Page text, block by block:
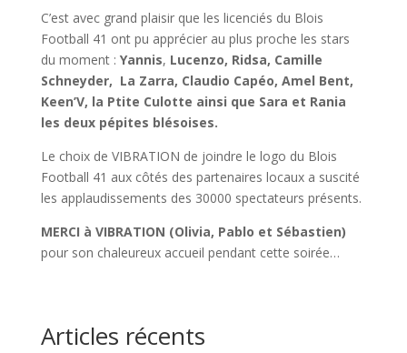
C’est avec grand plaisir que les licenciés du Blois
Football 41 ont pu apprécier au plus proche les stars
du moment : Yannis, Lucenzo, Ridsa, Camille
Schneyder, La Zarra, Claudio Capéo, Amel Bent,
Keen’V, la Ptite Culotte ainsi que Sara et Rania
les deux pépites blésoises.
Le choix de VIBRATION de joindre le logo du Blois
Football 41 aux côtés des partenaires locaux a suscité
les applaudissements des 30000 spectateurs présents.
MERCI à VIBRATION (Olivia, Pablo et Sébastien)
pour son chaleureux accueil pendant cette soirée…
Articles récents